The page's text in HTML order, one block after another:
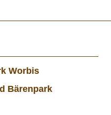
Worbis
Bärenpark